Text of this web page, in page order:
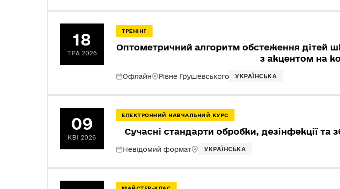
18
ТРА 2026
ТРЕНІНГ
Оптометричний алгоритм обстеження дітей
з акцентом на
Офлайн Рівне Грушевського УКРАЇНСЬКА
09
КВІ 2026
ЕЛЕКТРОННИЙ НАВЧАЛЬНИЙ КУРС
Сучасні стандарти обробки, дезінфекції та
Невідомий формат УКРАЇНСЬКА